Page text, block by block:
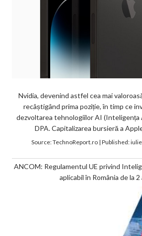
Nvidia, devenind astfel cea mai
recâștigând prima poziție, în timp ce
dezvoltarea tehnologiilor AI
DPA. Capitalizarea bursieră a
Source:TechnoReport.ro| Published:
ANCOM: Regulamentul UE privind
aplicabil în România de la